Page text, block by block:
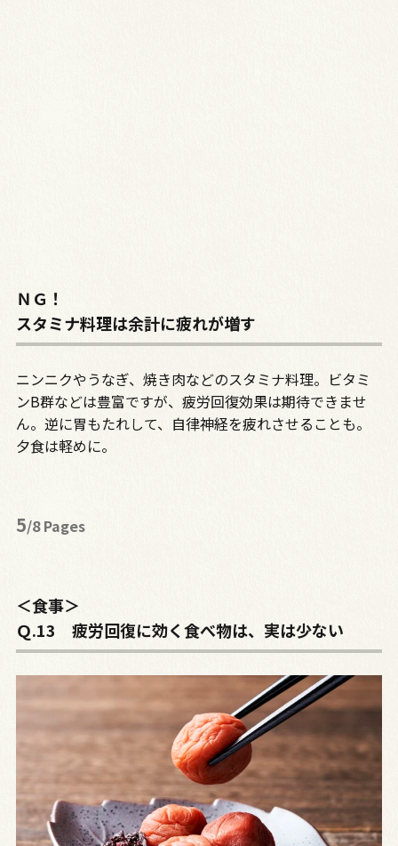
ＮＧ！
スタミナ料理は余計に疲れが増す
ニンニクやうなぎ、焼き肉などのスタミナ料理。ビタミ
ンB群などは豊富ですが、疲労回復効果は期待できませ
ん。逆に胃もたれして、自律神経を疲れさせることも。
夕食は軽めに。
5/8 Pages
＜食事＞
Ｑ.13 疲労回復に効く食べ物は、実は少ない